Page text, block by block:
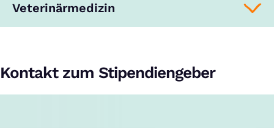
Veterinärmedizin
Kontakt zum Stipendiengeber